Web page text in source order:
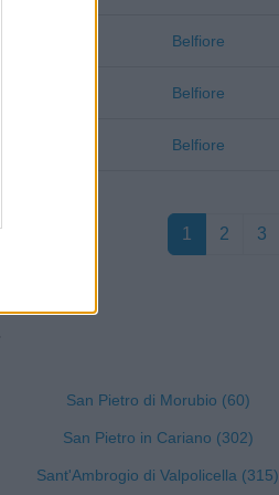
Belfiore
Belfiore
Belfiore
1 2 3
San Pietro di Morubio (60)
San Pietro in Cariano (302)
Sant'Ambrogio di Valpolicella (315)